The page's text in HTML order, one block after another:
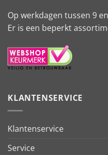
Op werkdagen tussen 9
Er is een beperkt
KLANTENSERVICE
Klantenservice
Service